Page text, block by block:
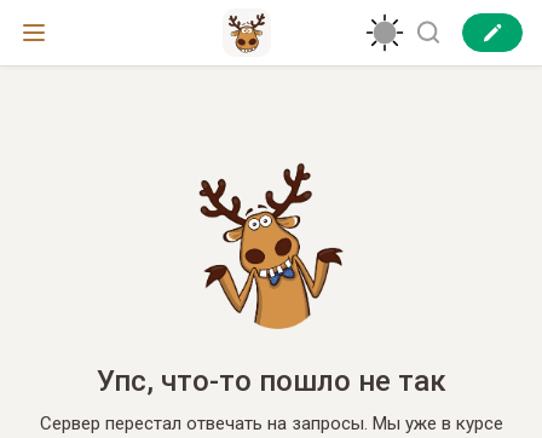
Упс, что-то пошло не так
Сервер перестал отвечать на запросы. Мы уже в курсе